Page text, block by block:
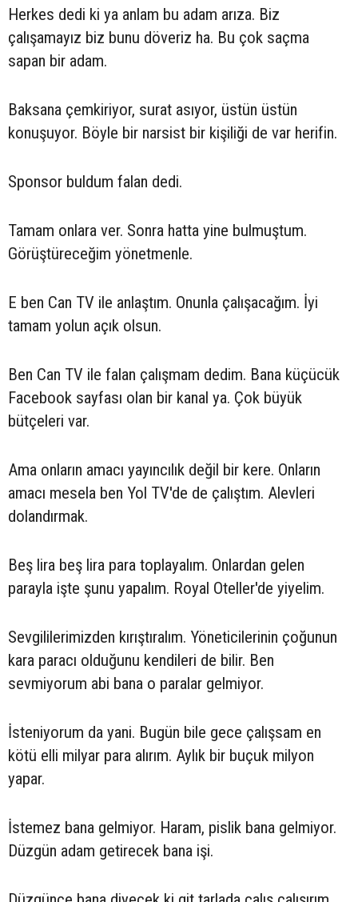
Herkes dedi ki ya anlam bu adam arıza. Biz
çalışamayız biz bunu döveriz ha. Bu çok saçma
sapan bir adam.
Baksana çemkiriyor, surat asıyor, üstün üstün
konuşuyor. Böyle bir narsist bir kişiliği de var herifin.
Sponsor buldum falan dedi.
Tamam onlara ver. Sonra hatta yine bulmuştum.
Görüştüreceğim yönetmenle.
E ben Can TV ile anlaştım. Onunla çalışacağım. İyi
tamam yolun açık olsun.
Ben Can TV ile falan çalışmam dedim. Bana küçücük
Facebook sayfası olan bir kanal ya. Çok büyük
bütçeleri var.
Ama onların amacı yayıncılık değil bir kere. Onların
amacı mesela ben Yol TV'de de çalıştım. Alevleri
dolandırmak.
Beş lira beş lira para toplayalım. Onlardan gelen
parayla işte şunu yapalım. Royal Oteller'de yiyelim.
Sevgililerimizden kırıştıralım. Yöneticilerinin çoğunun
kara paracı olduğunu kendileri de bilir. Ben
sevmiyorum abi bana o paralar gelmiyor.
İsteniyorum da yani. Bugün bile gece çalışsam en
kötü elli milyar para alırım. Aylık bir buçuk milyon
yapar.
İstemez bana gelmiyor. Haram, pislik bana gelmiyor.
Düzgün adam getirecek bana işi.